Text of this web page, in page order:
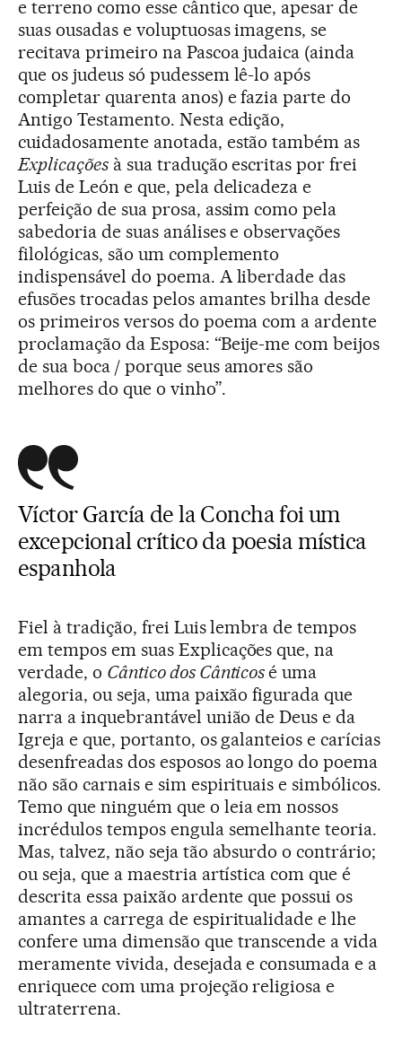
e terreno como esse cântico que, apesar de
suas ousadas e voluptuosas imagens, se
recitava primeiro na Pascoa judaica (ainda
que os judeus só pudessem lê-lo após
completar quarenta anos) e fazia parte do
Antigo Testamento. Nesta edição,
cuidadosamente anotada, estão também as
Explicaçõesà sua tradução escritas por frei
Luis de León e que, pela delicadeza e
perfeição de sua prosa, assim como pela
sabedoria de suas análises e observações
filológicas, são um complemento
indispensável do poema. A liberdade das
efusões trocadas pelos amantes brilha desde
os primeiros versos do poema com a ardente
proclamação da Esposa: “Beije-me com beijos
de sua boca / porque seus amores são
melhores do que o vinho”.
Víctor García de la Concha foi um
excepcional crítico da poesia mística
espanhola
Fiel à tradição, frei Luis lembra de tempos
em tempos em suas Explicações que, na
verdade, o Cântico dos Cânticosé uma
alegoria, ou seja, uma paixão figurada que
narra a inquebrantável união de Deus e da
Igreja e que, portanto, os galanteios e carícias
desenfreadas dos esposos ao longo do poema
não são carnais e sim espirituais e simbólicos.
Temo que ninguém que o leia em nossos
incrédulos tempos engula semelhante teoria.
Mas, talvez, não seja tão absurdo o contrário;
ou seja, que a maestria artística com que é
descrita essa paixão ardente que possui os
amantes a carrega de espiritualidade e lhe
confere uma dimensão que transcende a vida
meramente vivida, desejada e consumada e a
enriquece com uma projeção religiosa e
ultraterrena.